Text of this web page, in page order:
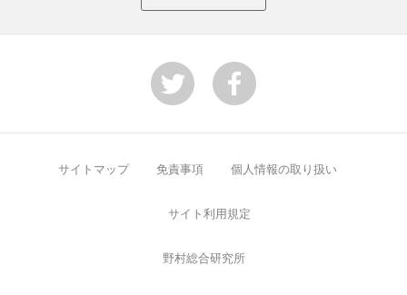
サイトマップ 免責事項 個人情報の取り扱い
サイト利用規定
野村総合研究所